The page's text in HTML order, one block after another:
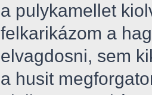
a pulykamellet
felkarikázom a
elvagdosni, sem
a husit